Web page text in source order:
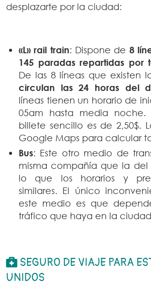
desplazarte por la ciudad:
«L» rail train: Dispone de 8
145 paradas repartidas por
De las 8 líneas que existen
circulan las 24 horas del
líneas tienen un horario de
05am hasta media
billete sencillo es de 2,50$.
Google Maps para calcular
Bus: Este otro medio de
misma compañía que la del
lo que los horarios y
similares. El único
este medio es que
tráfico que haya en la ciudad
SEGURO DE VIAJE PARA
UNIDOS